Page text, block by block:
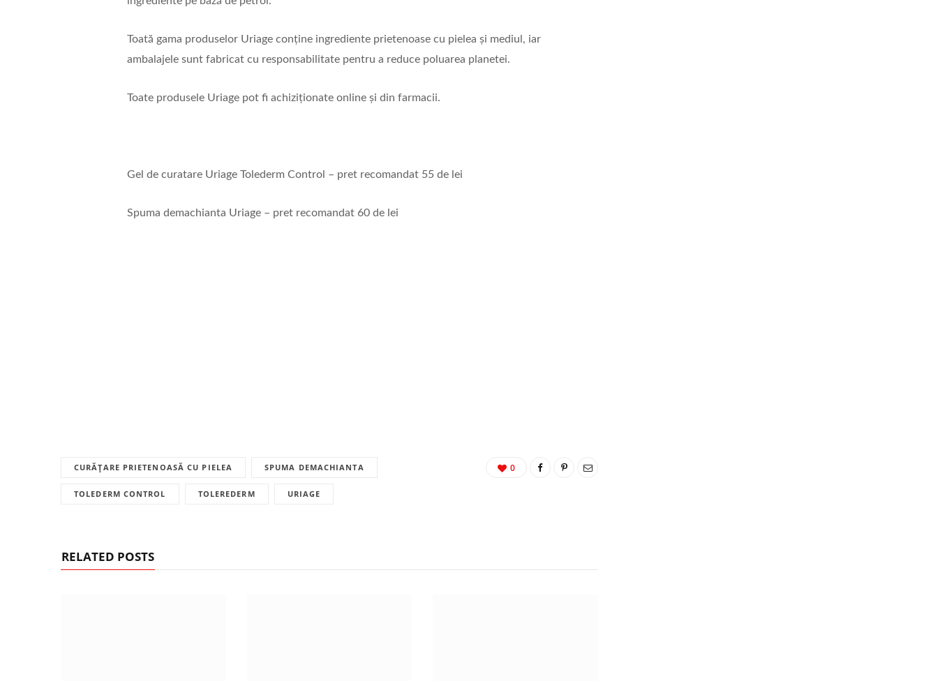
Toată gama produselor Uriage conține ingrediente prietenoase cu pielea și mediul, iar
ambalajele sunt fabricat cu responsabilitate pentru a reduce poluarea planetei.
Toate produsele Uriage pot fi achiziționate online și din farmacii.
Gel de curatare Uriage Tolederm Control – pret recomandat 55 de lei
Spuma demachianta Uriage – pret recomandat 60 de lei
CURĂȚARE PRIETENOASĂ CU PIELEA SPUMA DEMACHIANTA
TOLEDERM CONTROL TOLEREDERM URIAGE
0
RELATED POSTS